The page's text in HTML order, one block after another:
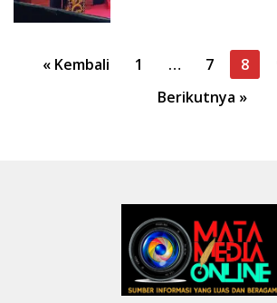
« Kembali 1 … 7 8
Berikutnya »